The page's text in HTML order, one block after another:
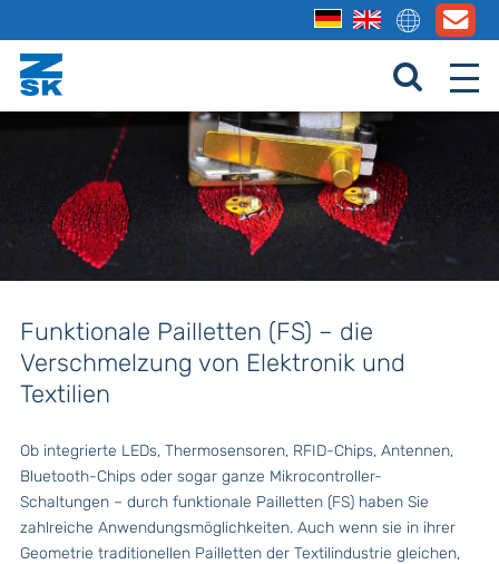
Funktionale Pailletten (FS) – die
Verschmelzung von Elektronik und
Textilien
Ob integrierte LEDs, Thermosensoren, RFID-Chips, Antennen,
Bluetooth-Chips oder sogar ganze Mikrocontroller-
Schaltungen – durch funktionale Pailletten (FS) haben Sie
zahlreiche Anwendungsmöglichkeiten. Auch wenn sie in ihrer
Geometrie traditionellen Pailletten der Textilindustrie gleichen,